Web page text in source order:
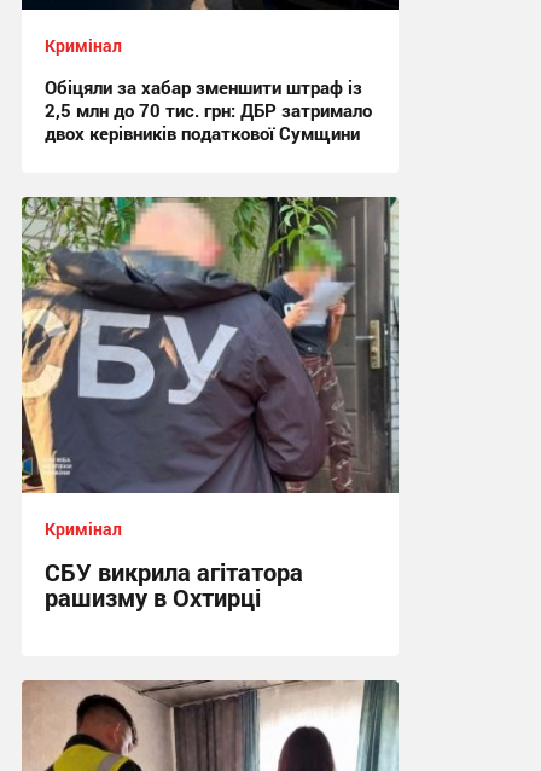
Кримінал
Обіцяли за хабар зменшити штраф із
2,5 млн до 70 тис. грн: ДБР затримало
двох керівників податкової Сумщини
17:42, 6.08.2026
Кримінал
СБУ викрила агітатора
рашизму в Охтирці
13:34, 6.08.2026